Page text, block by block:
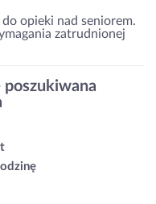
opieki nad seniorem.
zatrudnionej
poszukiwana